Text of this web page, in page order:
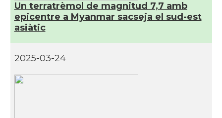
Un terratrèmol de magnitud 7,7 amb
epicentre a Myanmar sacseja el sud-est
asiàtic
2025-03-24